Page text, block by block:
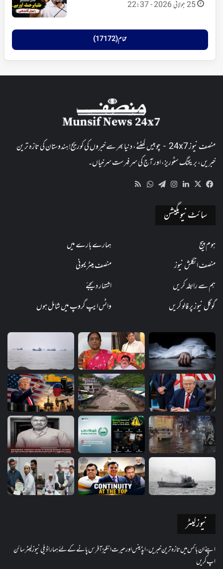
25 جولائی 2026 - 22:37
تمام (17172)
منصف نیوز 24x7 - چوبیس گھنٹے، دنیا بھر سے خبروں کی کوریج! ہندوستان کی تازہ ترین
خبریں، بریکنگ سٹوریز، اور آج کی سرفہرست سرخیاں۔
Facebook
X
LinkedIn
Instagram
Telegram
WhatsApp
سائٹ نیویگیشن
ہوم پیج
ہمارے بارے میں
منصف انگلش نیوز
منصف میٹریمونی
ہم سے رابطہ کریں
اشتہار دیجئے
گوگل نیوز پر فالو کریں
واٹس ایپ گروپ میں شامل ہوں
نیوز لیٹر
اپنے ان باکس میں تازہ ترین خبریں، اپڈیٹس اور حیرت انگیز آفرس پانے کے لئے ہمارا ڈیلی نیوز لیٹر سائن
اپ کریں